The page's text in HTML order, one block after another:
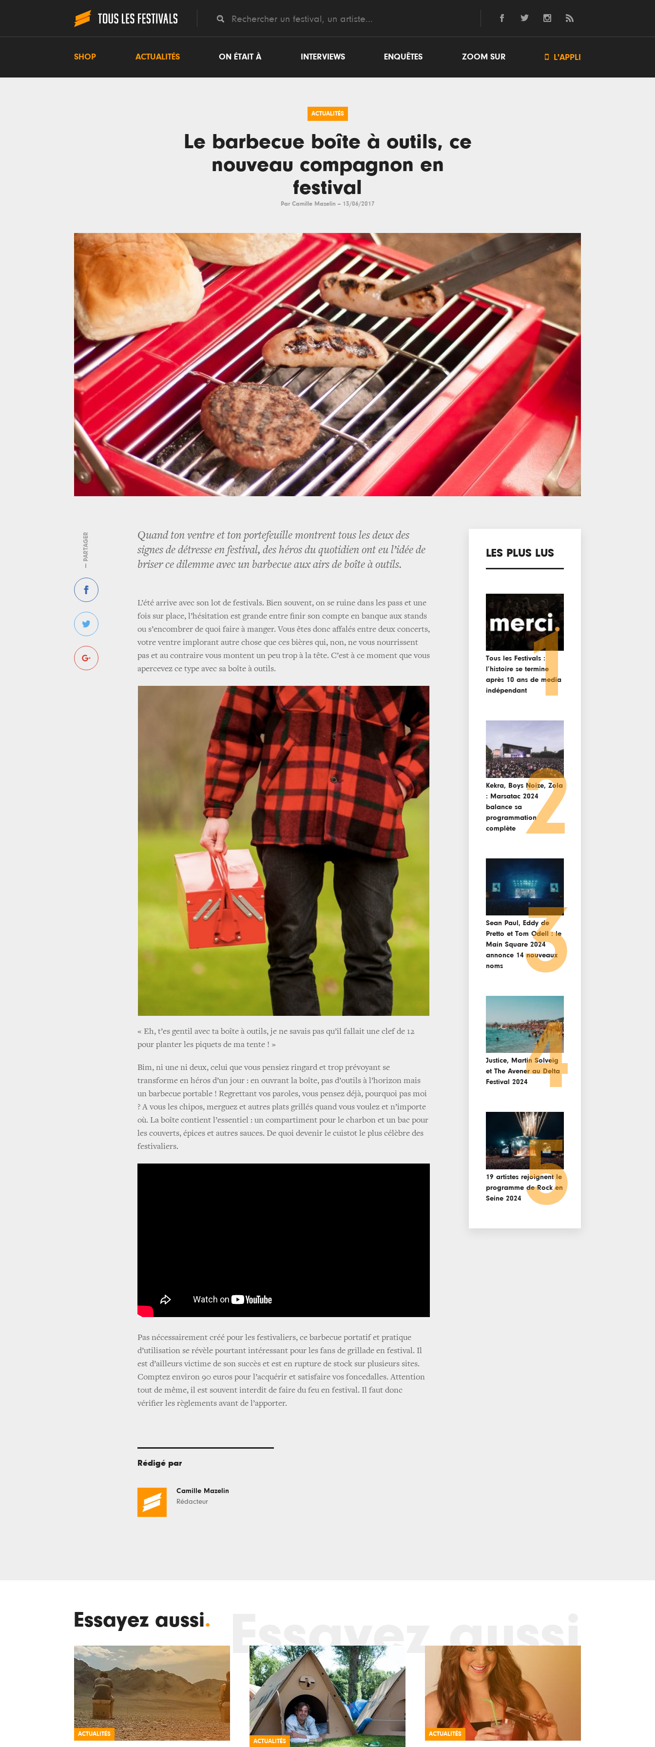
SHOP ACTUALITÉS ON ÉTAIT À INTERVIEWS ENQUÊTES ZOOM SUR  L'APPLI
ACTUALITÉS
Le barbecue boîte à outils, ce
nouveau compagnon en
festival
Par Camille Mazelin -- 13/06/2017
— PARTAGER
Quand ton ventre et ton portefeuille montrent tous les deux des
signes de détresse en festival, des héros du quotidien ont eu l’idée de
briser ce dilemme avec un barbecue aux airs de boîte à outils.
L’été arrive avec son lot de festivals. Bien souvent, on se ruine dans les pass et une
fois sur place, l’hésitation est grande entre finir son compte en banque aux stands
ou s’encombrer de quoi faire à manger. Vous êtes donc affalés entre deux concerts,
votre ventre implorant autre chose que ces bières qui, non, ne vous nourrissent
pas et au contraire vous montent un peu trop à la tête. C’est à ce moment que vous
apercevez ce type avec sa boîte à outils.
« Eh, t’es gentil avec ta boîte à outils, je ne savais pas qu’il fallait une clef de 12
pour planter les piquets de ma tente ! »
Bim, ni une ni deux, celui que vous pensiez ringard et trop prévoyant se
transforme en héros d’un jour : en ouvrant la boîte, pas d’outils à l’horizon mais
un barbecue portable ! Regrettant vos paroles, vous pensez déjà, pourquoi pas moi
? A vous les chipos, merguez et autres plats grillés quand vous voulez et n’importe
où. La boîte contient l’essentiel : un compartiment pour le charbon et un bac pour
les couverts, épices et autres sauces. De quoi devenir le cuistot le plus célèbre des
festivaliers.
Pas nécessairement créé pour les festivaliers, ce barbecue portatif et pratique
d’utilisation se révèle pourtant intéressant pour les fans de grillade en festival. Il
est d’ailleurs victime de son succès et est en rupture de stock sur plusieurs sites.
Comptez environ 90 euros pour l’acquérir et satisfaire vos foncedalles. Attention
tout de même, il est souvent interdit de faire du feu en festival. Il faut donc
vérifier les règlements avant de l’apporter.
Rédigé par
Camille Mazelin
Rédacteur
LES PLUS LUS
Tous les Festivals :
l’histoire se termine
après 10 ans de media
indépendant1
Kekra, Boys Noize, Zola
: Marsatac 2024
balance sa
programmation
complète
2
Sean Paul, Eddy de
Pretto et Tom Odell : le
Main Square 2024
annonce 14 nouveaux
noms
3
Justice, Martin Solveig
et The Avener au Delta
Festival 20244
19 artistes rejoignent le
programme de Rock en
Seine 2024 5
Essayez aussi. Essayez aussi
ACTUALITÉS
ACTUALITÉS
ACTUALITÉS